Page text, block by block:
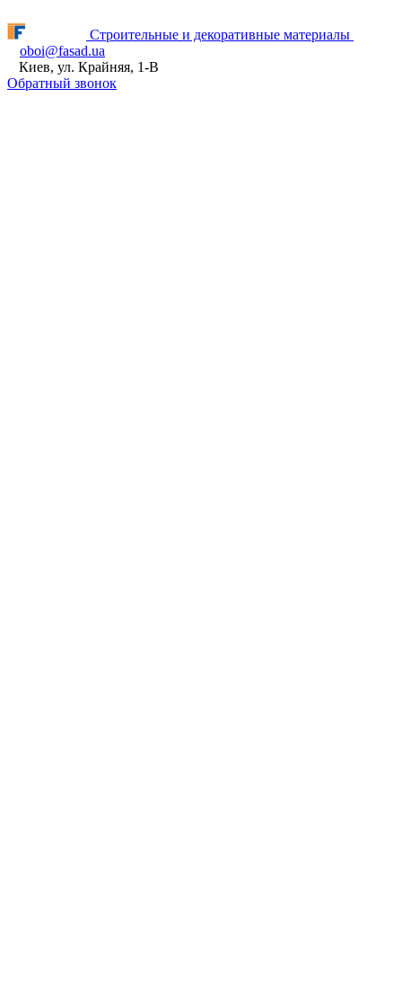
Строительные и декоративные материалы
oboi@fasad.ua
Киев, ул. Крайняя, 1-В
Обратный звонок